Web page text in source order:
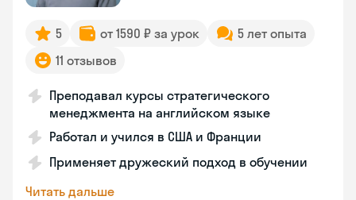
5 от 1590 ₽ за урок
5 лет опыта
11 отзывов
Преподавал курсы стратегического
менеджмента на английском языке
Работал и учился в США и Франции
Применяет дружеский подход в обучении
Читать дальше